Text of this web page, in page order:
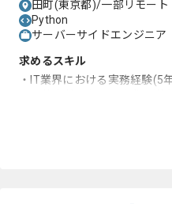
田町(東京都)/一部リモート
Python
サーバーサイドエンジニア
求めるスキル
・IT業界における実務経験(5